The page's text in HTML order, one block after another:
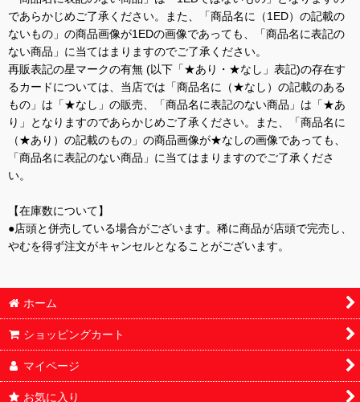
であらかじめご了承ください。また、「商品名に（1ED）の記載の
ないもの」の商品画像が1EDの画像であっても、「商品名に表記の
ない商品」に当てはまりますのでご了承ください。
再販表記の星マークの有無 (以下「★あり・★なし」表記)の存在す
るカードについては、当店では「商品名に（★なし）の記載のある
もの」は「★なし」の販売、「商品名に表記のない商品」は「★あ
り」となりますのであらかじめご了承ください。また、「商品名に
（★あり）の記載のもの」の商品画像が★なしの画像であっても、
「商品名に表記のない商品」に当てはまりますのでご了承くださ
い。
【在庫数について】
●店頭と併売している場合がございます。稀に商品が店頭で完売し、
やむを得ず注文がキャンセルとなることがございます。
ホーム
ショッピングカート
マイページ
お気に入り